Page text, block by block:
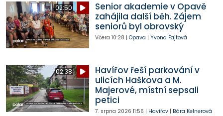
02:50
Senior akademie v Opavě
zahájila další běh. Zájem
seniorů byl obrovský
Včera 10:28 | Opava | Yvona Fajtová
02:38
Havířov řeší parkování v
ulicích Haškova a M.
Majerové, místní sepsali
petici
7. srpna 2026 11:56 | Havířov| Bára Kelnerová